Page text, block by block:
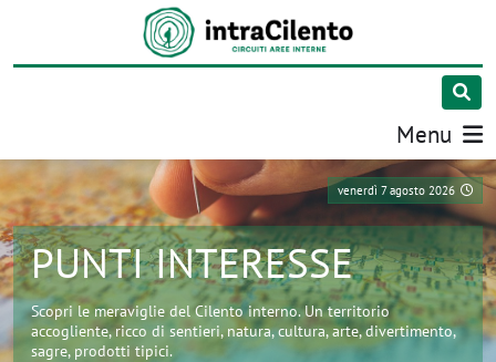
Menu
venerdì 7 agosto 2026
PUNTI INTERESSE
Scopri le meraviglie del Cilento interno. Un territorio
accogliente, ricco di sentieri, natura, cultura, arte, divertimento,
sagre, prodotti tipici.